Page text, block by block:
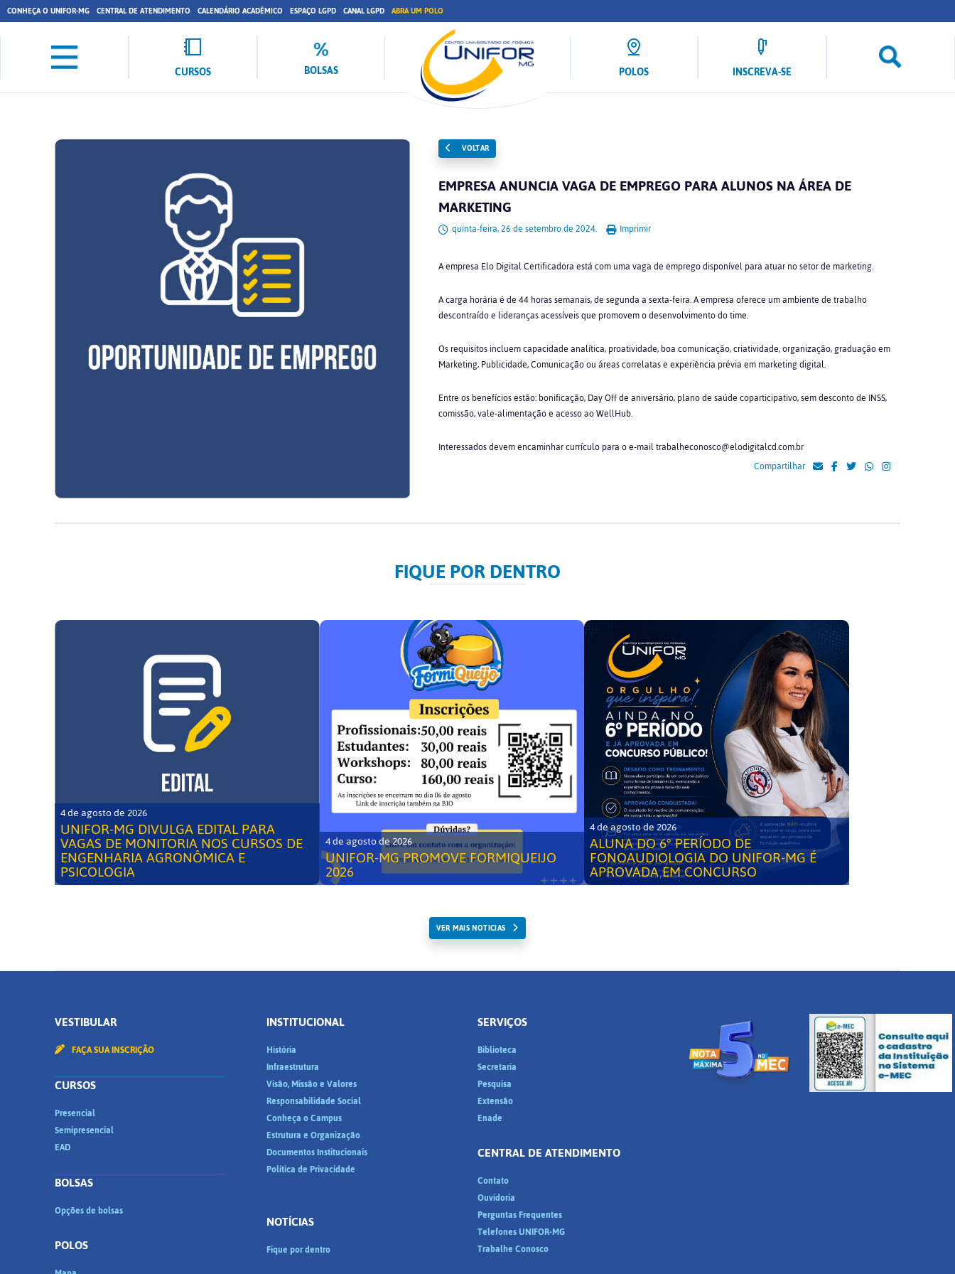
CONHEÇA O UNIFOR-MG CENTRAL DE ATENDIMENTO CALENDÁRIO ACADÊMICO ESPAÇO LGPD CANAL LGPD ABRA UM POLO
CURSOS BOLSAS POLOS INSCREVA-SE
VOLTAR
EMPRESA ANUNCIA VAGA DE EMPREGO PARA ALUNOS NA ÁREA DE
MARKETING
quinta-feira, 26 de setembro de 2024. Imprimir
A empresa Elo Digital Certificadora está com uma vaga de emprego disponível para atuar no setor de marketing.
A carga horária é de 44 horas semanais, de segunda a sexta-feira. A empresa oferece um ambiente de trabalho
descontraído e lideranças acessíveis que promovem o desenvolvimento do time.
Os requisitos incluem capacidade analítica, proatividade, boa comunicação, criatividade, organização, graduação em
Marketing, Publicidade, Comunicação ou áreas correlatas e experiência prévia em marketing digital.
Entre os benefícios estão: bonificação, Day Off de aniversário, plano de saúde coparticipativo, sem desconto de INSS,
comissão, vale-alimentação e acesso ao WellHub.
Interessados devem encaminhar currículo para o e-mail trabalheconosco@elodigitalcd.com.br
Compartilhar
FIQUE POR DENTRO
4 de agosto de 2026
UNIFOR-MG DIVULGA EDITAL PARA
VAGAS DE MONITORIA NOS CURSOS DE
ENGENHARIA AGRONÔMICA E
PSICOLOGIA
4 de agosto de 2026
UNIFOR-MG PROMOVE FORMIQUEIJO
2026
4 de agosto de 2026
ALUNA DO 6° PERÍODO DE
FONOAUDIOLOGIA DO UNIFOR-MG É
APROVADA EM CONCURSO
VER MAIS NOTICIAS
VESTIBULAR
FAÇA SUA INSCRIÇÃO
CURSOS
Presencial
Semipresencial
EAD
BOLSAS
Opções de bolsas
POLOS
INSTITUCIONAL
História
Infraestrutura
Visão, Missão e Valores
Responsabilidade Social
Conheça o Campus
Estrutura e Organização
Documentos Institucionais
Política de Privacidade
NOTÍCIAS
Fique por dentro
SERVIÇOS
Biblioteca
Secretaria
Pesquisa
Extensão
Enade
CENTRAL DE ATENDIMENTO
Contato
Ouvidoria
Perguntas Frequentes
Telefones UNIFOR-MG
Trabalhe Conosco